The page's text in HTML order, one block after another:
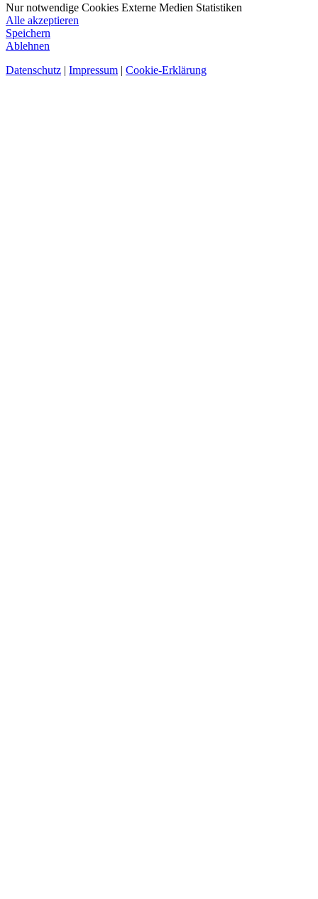
Nur notwendige Cookies Externe Medien Statistiken
Alle akzeptieren
Speichern
Ablehnen
Datenschutz | Impressum | Cookie-Erklärung